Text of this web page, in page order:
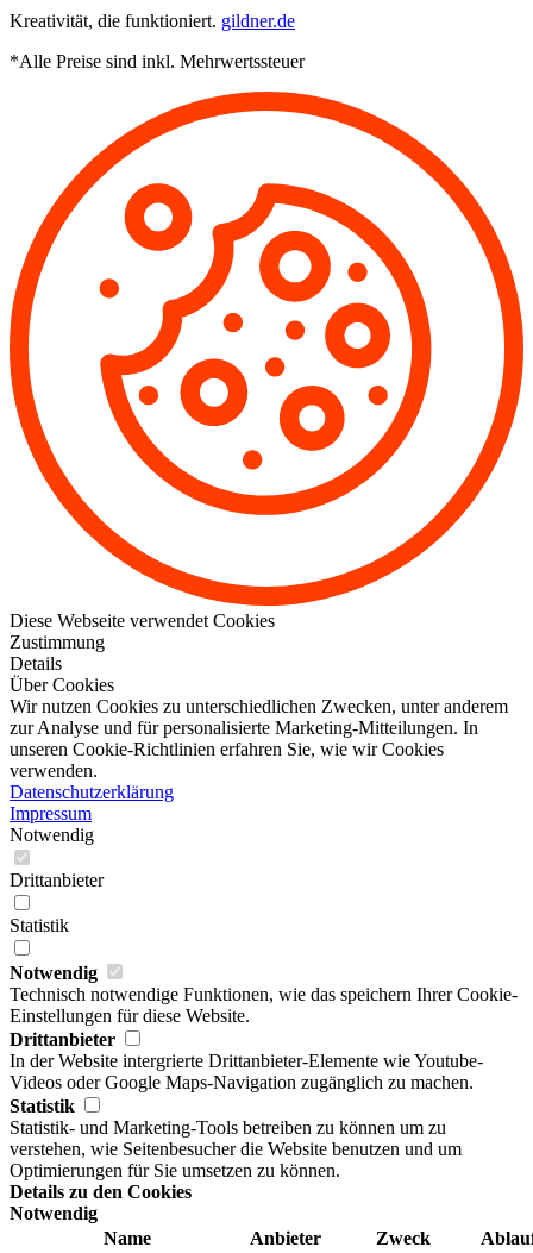
Kreativität, die funktioniert. gildner.de
*Alle Preise sind inkl. Mehrwertssteuer
Diese Webseite verwendet Cookies
Zustimmung
Details
Über Cookies
Wir nutzen Cookies zu unterschiedlichen Zwecken, unter anderem
zur Analyse und für personalisierte Marketing-Mitteilungen. In
unseren Cookie-Richtlinien erfahren Sie, wie wir Cookies
verwenden.
Datenschutzerklärung
Impressum
Notwendig
Drittanbieter
Statistik
Notwendig
Technisch notwendige Funktionen, wie das speichern Ihrer Cookie-
Einstellungen für diese Website.
Drittanbieter
In der Website intergrierte Drittanbieter-Elemente wie Youtube-
Videos oder Google Maps-Navigation zugänglich zu machen.
Statistik
Statistik- und Marketing-Tools betreiben zu können um zu
verstehen, wie Seitenbesucher die Website benutzen und um
Optimierungen für Sie umsetzen zu können.
Details zu den Cookies
Notwendig
Name
Anbieter Zweck